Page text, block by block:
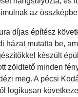
az
díjas építész
mutatta be,
készült
zöldtető minden
meg. A pécsi